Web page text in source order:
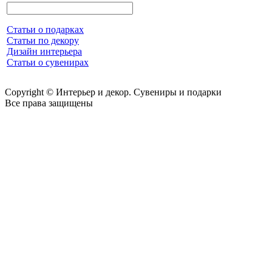
Статьи о подарках
Статьи по декору
Дизайн интерьера
Статьи о сувенирах
Copyright © Интерьер и декор. Сувениры и подарки
Все права защищены